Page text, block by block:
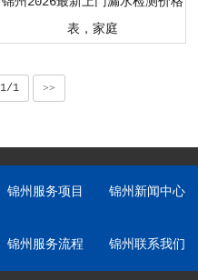
表，家庭
1/1 >>
锦州服务项目 锦州新闻中心
锦州服务流程 锦州联系我们